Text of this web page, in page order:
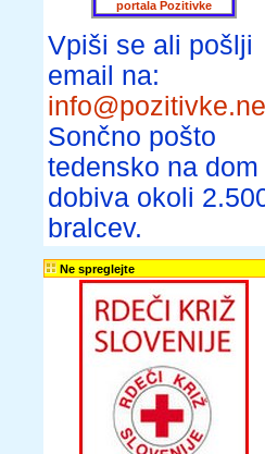
portala Pozitivke
Vpiši se ali pošlji
email na:
Sončno pošto
tedensko na dom
dobiva okoli
bralcev.
Ne spreglejte